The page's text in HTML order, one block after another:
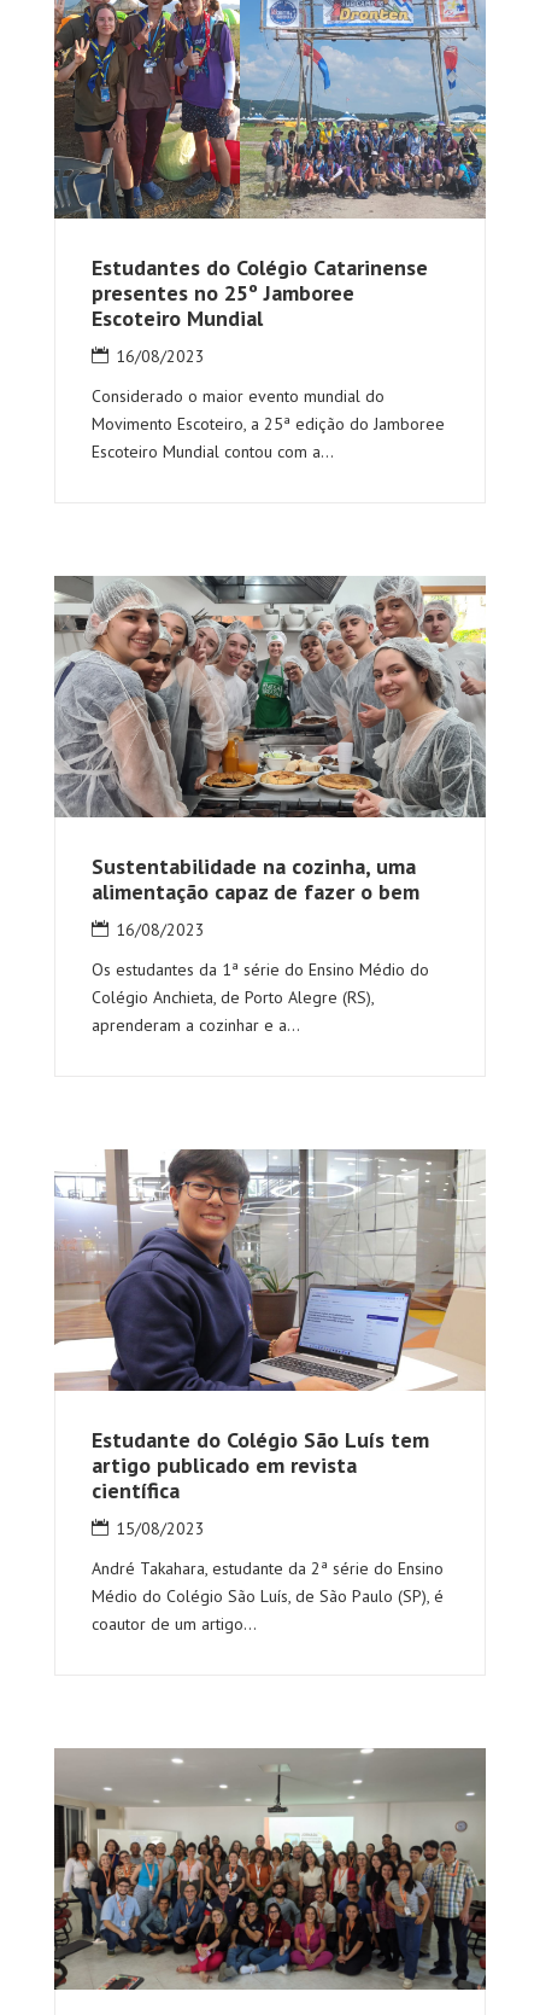
Estudantes do Colégio Catarinense
presentes no 25º Jamboree
Escoteiro Mundial
16/08/2023
Considerado o maior evento mundial do
Movimento Escoteiro, a 25ª edição do Jamboree
Escoteiro Mundial contou com a...
Sustentabilidade na cozinha, uma
alimentação capaz de fazer o bem
16/08/2023
Os estudantes da 1ª série do Ensino Médio do
Colégio Anchieta, de Porto Alegre (RS),
aprenderam a cozinhar e a...
Estudante do Colégio São Luís tem
artigo publicado em revista
científica
15/08/2023
André Takahara, estudante da 2ª série do Ensino
Médio do Colégio São Luís, de São Paulo (SP), é
coautor de um artigo...